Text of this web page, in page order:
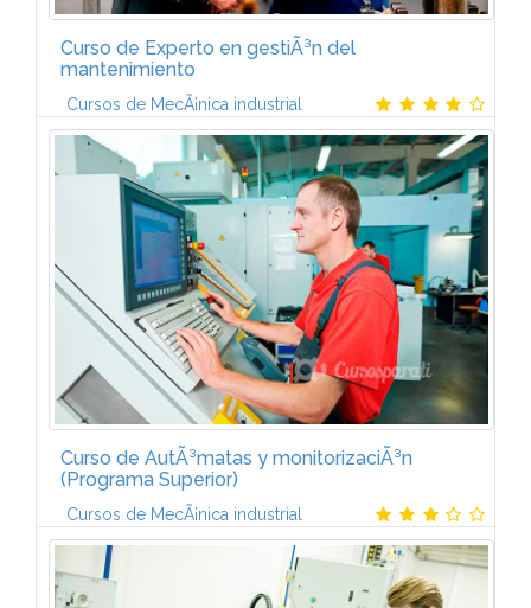
Curso de Experto en gestiÃ³n del
mantenimiento
Cursos de MecÃ¡nica industrial
El programa de Experto en GestiÃ³n del
Mantenimiento estÃ¡ formado por seis
mÃ³dulos:GESTIÃN DEL MANTENIMIENTO I (6
ECTS)IntroducciÃ³n a la gestiÃ³n del mantenimiento.
ClasificaciÃ³n...
Curso de AutÃ³matas y monitorizaciÃ³n
(Programa Superior)
Cursos de MecÃ¡nica industrial
El Curso Superior de AutÃ³matas y MonitorizaciÃ³n
estÃ¡ formado por tres mÃ³dulos:AUTÃMATAS